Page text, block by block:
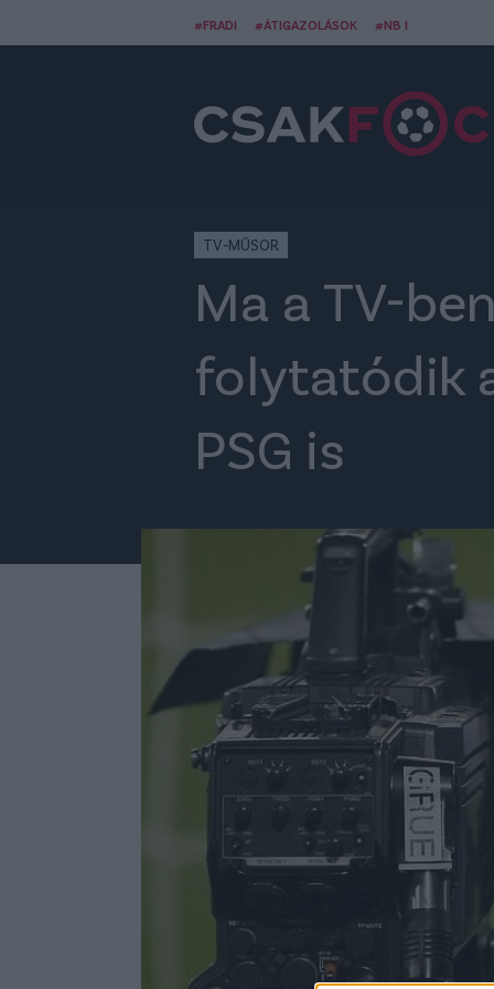
#FRADI #ÁTIGAZOLÁSOK #NB I
TV-MŰSOR
Ma a TV-
folytatódik
PSG is